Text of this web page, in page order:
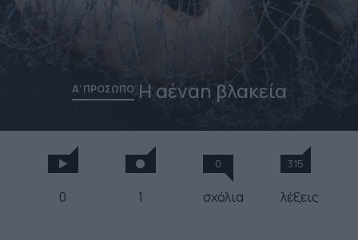
Α' ΠΡΟΣΩΠΟΗ αέναη βλακεία
0 1
0
σχόλια
315
λέξεις